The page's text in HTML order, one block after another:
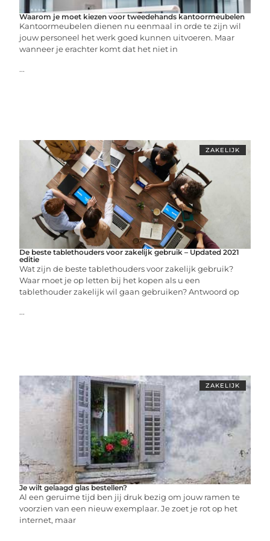
Waarom je moet kiezen voor tweedehands kantoormeubelen
Kantoormeubelen dienen nu eenmaal in orde te zijn wil
jouw personeel het werk goed kunnen uitvoeren. Maar
wanneer je erachter komt dat het niet in
...
ZAKELIJK
De beste tablethouders voor zakelijk gebruik – Updated 2021
editie
Wat zijn de beste tablethouders voor zakelijk gebruik?
Waar moet je op letten bij het kopen als u een
tablethouder zakelijk wil gaan gebruiken? Antwoord op
...
ZAKELIJK
Je wilt gelaagd glas bestellen?
Al een geruime tijd ben jij druk bezig om jouw ramen te
voorzien van een nieuw exemplaar. Je zoet je rot op het
internet, maar